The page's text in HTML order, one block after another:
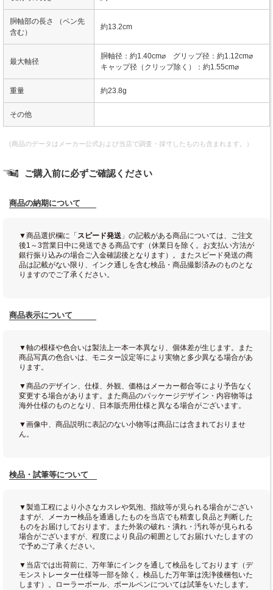
胴軸部の長さ （ペン先
含む）
約13.2cm
最大軸径
胴軸径：約1.40cm⌀ グリップ径：約1.12cm⌀
キャップ径（クリップ除く）：約1.55cm⌀
重量 約23.8g
その他
(商品のデータはメーカー公式および当店で調査・採寸したものも含まれます。）
ご購入前に必ずご確認ください
商品の納期について
▼商品選択欄に「 スピード発送 」の記載がある商品については、ご注文
後1～3営業日中に発送できる商品です（休業日を除く。お支払い方法が
銀行振り込みの場合ご入金確認後となります）。またスピード発送の商
品は記載がない限り、インク通しを含む検品・商品撮影済みのものとな
りますのでご了承ください。
商品表示について
▼軸の模様や色合いは製法上一本一本異なり、個体差が生じます。また
商品写真の色合いは、モニター設定等により実物と多少異なる場合があ
ります。
▼商品のデザイン、仕様、外観、価格はメーカー都合等により予告なく
変更する場合があります。また商品のパッケージデザイン・内容物等は
海外仕様のものとなり、日本販売用仕様と異なる場合がございます。
▼画像中、商品説明に表記のない小物等は商品には含まれておりませ
ん。
検品・試筆等について
▼製造工程により小さなカスレや気泡、指紋等が見られる場合がござい
ますが、メーカー検品を通過したものを当店でも精査し良品と判断した
ものをお届けしております。また外装の破れ・潰れ・汚れ等が見られる
場合がございますが、程度により良品の範囲としてお届けいたしますの
で予めご了承ください。
▼当店では出荷前に、万年筆にインクを通して検品をしております（デ
モンストレーター仕様等一部を除く。検品した万年筆は洗浄後梱包いた
します）。ローラーボール、ボールペンについては試筆をいたします。